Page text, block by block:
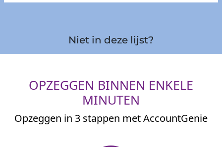
Niet in deze lijst?
OPZEGGEN BINNEN ENKELE
MINUTEN
Opzeggen in 3 stappen met AccountGenie